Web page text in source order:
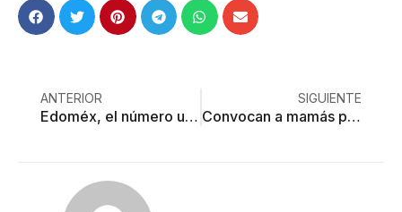
ANTERIOR
Edoméx, el número uno en denuncias por violencia y tortura sexual
SIGUIENTE
Convocan a mamás para donar leche a bebés